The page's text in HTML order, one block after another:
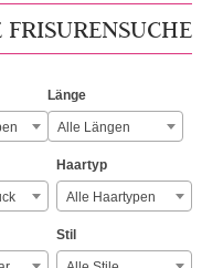
Länge
Alle Längen
Haartyp
Alle Haartypen
Stil